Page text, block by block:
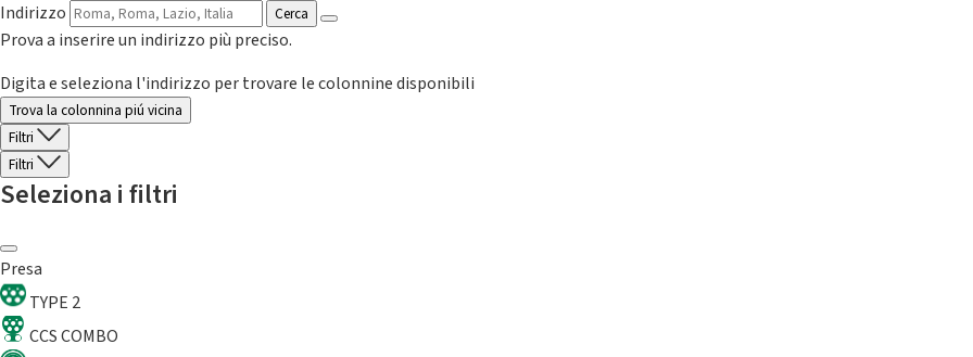
Indirizzo
Cerca
Prova a inserire un indirizzo più preciso.
Digita e seleziona l'indirizzo per trovare le colonnine disponibili
Trova la colonnina piú vicina
Filtri
Filtri
Seleziona i filtri
Presa
TYPE 2
CCS COMBO